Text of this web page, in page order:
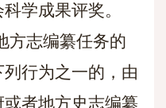
学成果评奖。
方志编纂任务的
行为之一的，由
者地方史志编纂